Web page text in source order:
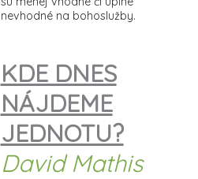
nevhodné na bohoslužby.
KDE DNES
NÁJDEME
JEDNOTU?
David Mathis